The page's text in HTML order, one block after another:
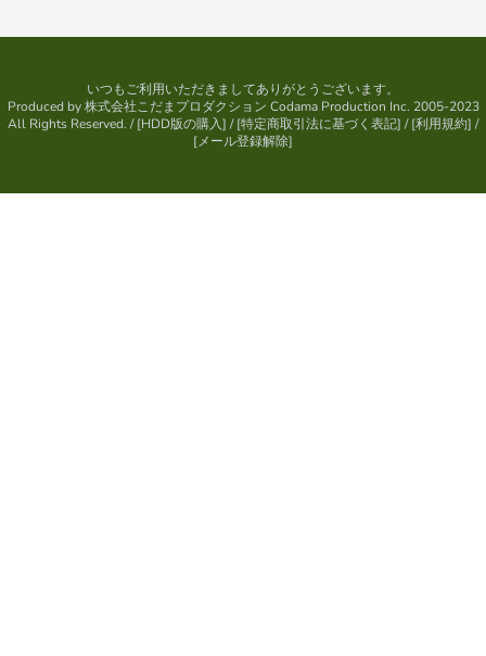
いつもご利用いただきましてありがとうございます。
Produced by株式会社こだまプロダクション Codama Production Inc. 2005-2023
All Rights Reserved. / [HDD版の購入] / [特定商取引法に基づく表記] / [利用規約] /
[メール登録解除]